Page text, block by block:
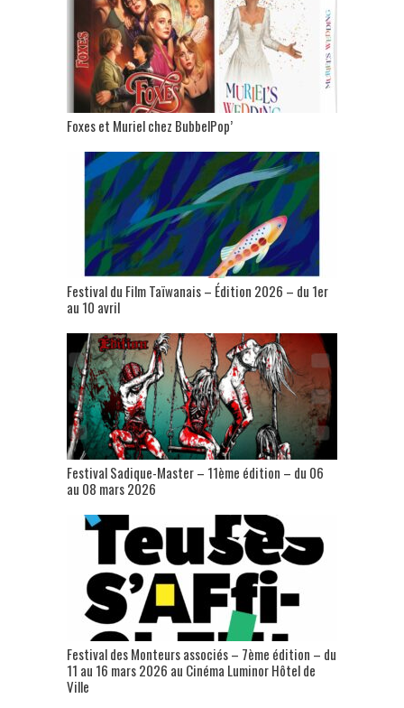
Foxes et Muriel chez BubbelPop’
Festival du Film Taïwanais – Édition 2026 – du 1er
au 10 avril
Festival Sadique-Master – 11ème édition – du 06
au 08 mars 2026
Festival des Monteurs associés – 7ème édition – du
11 au 16 mars 2026 au Cinéma Luminor Hôtel de
Ville